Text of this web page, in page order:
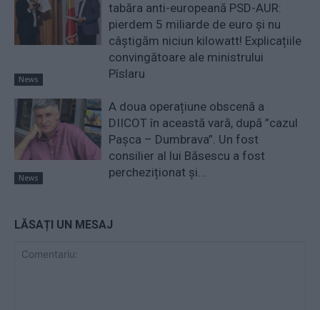
News
tabăra anti-europeană PSD-AUR:
pierdem 5 miliarde de euro și nu
câștigăm niciun kilowatt! Explicațiile
convingătoare ale ministrului
Pîslaru
News
A doua operațiune obscenă a
DIICOT în această vară, după ”cazul
Pașca – Dumbrava”. Un fost
consilier al lui Băsescu a fost
percheziționat și...
LĂSAȚI UN MESAJ